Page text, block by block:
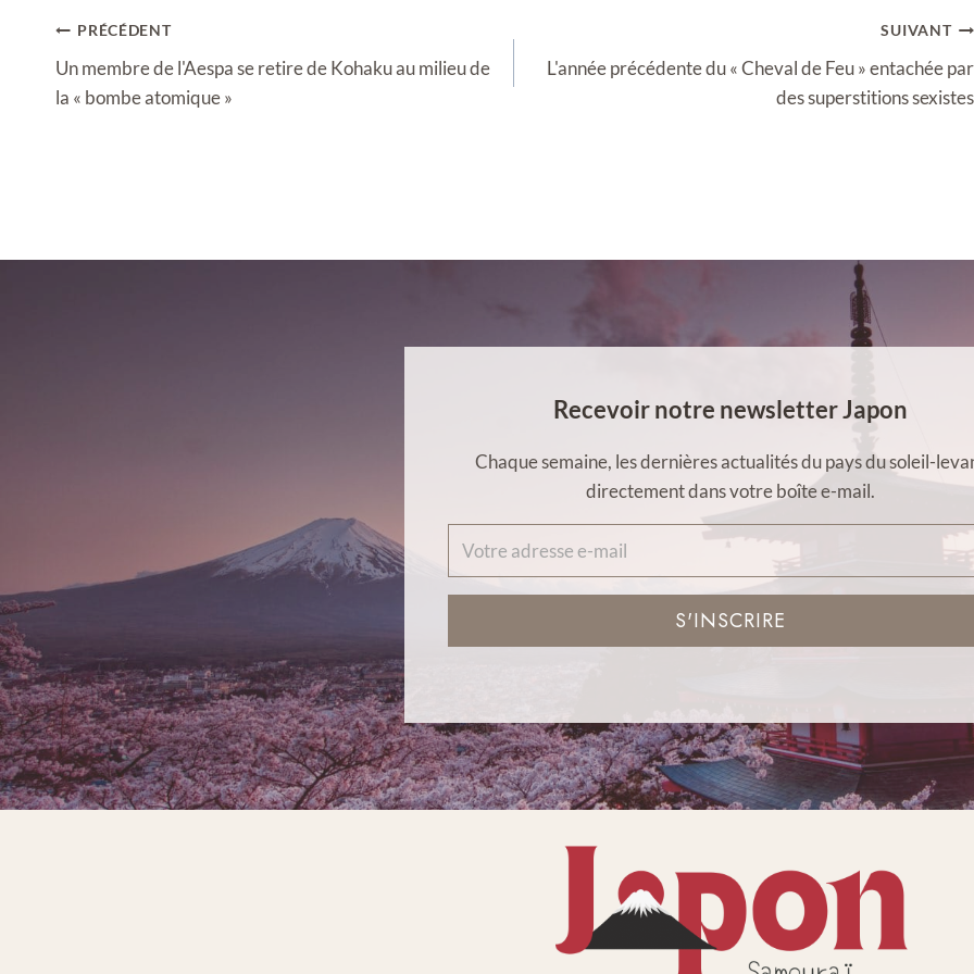
Navigation
de
l’article
PRÉCÉDENT
Un membre de l'Aespa se retire de Kohaku au milieu de
la « bombe atomique »
SUIVANT
L'année précédente du « Cheval de Feu » entachée par
des superstitions sexistes
Recevoir notre newsletter Japon
Chaque semaine, les dernières actualités du pays du soleil-
directement dans votre boîte e-mail.
S'INSCRIRE